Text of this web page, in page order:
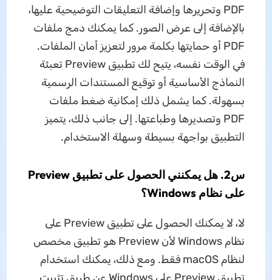
PDF وتحريرها وإضافة التعليقات التوضيحية عليها،
بالإضافة إلى عرض الصور. كما يمكنك دمج ملفات
PDF أو حمايتها بكلمة مرور لتعزيز أمان الملفات.
في الوقت نفسه، يتيح لك تطبيق Preview تعبئة
النماذج الأساسية أو توقيع المستندات الرسمية
بسهولة. كما يشمل ذلك إمكانية ضغط ملفات
PDF وتصديرها وطباعتها. إلى جانب ذلك، يتميز
التطبيق بواجهة بسيطة وسهلة الاستخدام.
س2. هل يمكنني الحصول على تطبيق Preview
على نظام Windows؟
لا، لا يمكنك الحصول على تطبيق Preview على
نظام Windows لأن Preview هو تطبيق مخصص
لنظام macOS فقط. ومع ذلك، يمكنك استخدام